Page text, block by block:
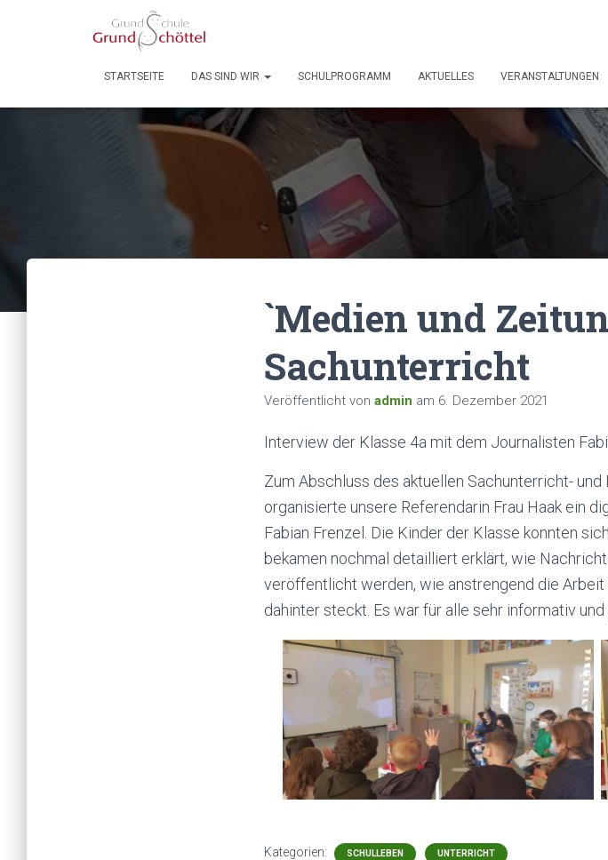
STARTSEITE DAS SIND WIR SCHULPROGRAMM AKTUELLES VERANSTALTUNGEN
`Medien und
Sachunterricht
Veröffentlicht von admin am 6. Dezember 2021
Interview der Klasse 4a mit dem Journalisten
Zum Abschluss des aktuellen Sachunterricht- und
organisierte unsere Referendarin Frau Haak ein
Fabian Frenzel. Die Kinder der Klasse konnten
bekamen nochmal detailliert erklärt, wie
veröffentlicht werden, wie anstrengend die Arbeit
dahinter steckt. Es war für alle sehr informativ
Kategorien: SCHULLEBEN UNTERRICHT